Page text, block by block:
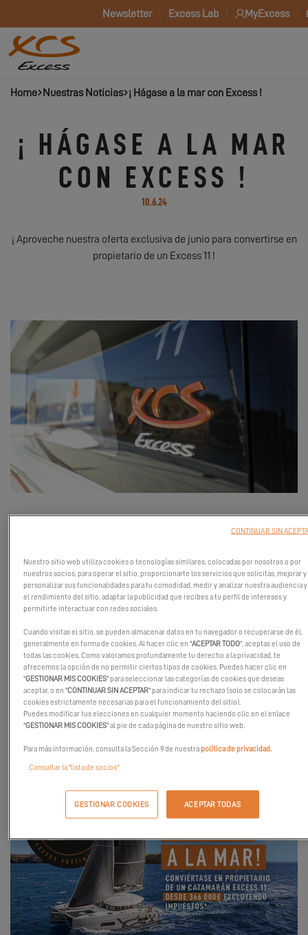
Newsletter Excess Lab MyExcess
Home Nuestras Noticias ¡ Hágase a la mar con Excess !
¡ HÁGASE A LA MAR
CON EXCESS !
10.6.24
¡ Aproveche nuestra oferta exclusiva de junio para convertirse en
propietario de un Excess 11 !
para
todos los placeres de la vela!
para los entusiastas de la navegación en busca de aventuras en
el mar. Con su diseño depurado y su distribución optimizada,
ofrece un excelente compromiso entre sensaciones a vela,
habitabilidad y maniobrabilidad.
¡No dude en ponerse en contacto con suconcesionario
cercano para solicitar una prueba!
Nuestro sitio web utiliza cookies o tecnologías similares, colocadas por nosotros o por
nuestros socios, para operar el sitio, proporcionarte los servicios que solicitas, mejorar y
personalizar sus funcionalidades para tu comodidad, medir y analizar nuestra audiencia y
el rendimiento del sitio, adaptar la publicidad que recibes a tu perfil de intereses y
permitirte interactuar con redes sociales.
Cuando visitas el sitio, se pueden almacenar datos en tu navegador o recuperarse de él,
generalmente en forma de cookies. Al hacer clic en "ACEPTAR TODO", aceptas el uso de
todas las cookies. Como valoramos profundamente tu derecho a la privacidad, te
ofrecemos la opción de no permitir ciertos tipos de cookies. Puedes hacer clic en
"GESTIONAR MIS COOKIES" para seleccionar las categorías de cookies que deseas
aceptar, o en "CONTINUAR SIN ACEPTAR" para indicar tu rechazo (solo se colocarán las
cookies estrictamente necesarias para el funcionamiento del sitio).
Puedes modificar tus elecciones en cualquier momento haciendo clic en el enlace
"GESTIONAR MIS COOKIES" al pie de cada página de nuestro sitio web.
Para más información, consulta la Sección 9 de nuestrapolítica de privacidad.
Consultar la "lista de socios"
GESTIONAR COOKIES ACEPTAR TODAS
CONTINUAR SIN